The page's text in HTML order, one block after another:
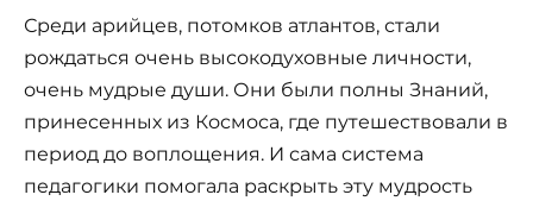
Среди арийцев, потомков атлантов, стали
рождаться очень высокодуховные личности,
очень мудрые души. Они были полны Знаний,
принесенных из Космоса, где путешествовали в
период до воплощения. И сама система
педагогики помогала раскрыть эту мудрость